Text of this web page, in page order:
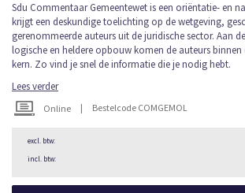
Sdu Commentaar Gemeentewet is een oriëntatie- en
krijgt een deskundige toelichting op de wetgeving,
gerenommeerde auteurs uit de juridische sector. Aan
logische en heldere opbouw komen de auteurs
kern. Zo vind je snel de informatie die je nodig hebt.
Lees verder
Online | Bestelcode COMGEMOL